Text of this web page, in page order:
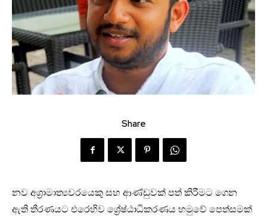
Share
නව අග‍්‍රාමාත්‍යවරයෙකු සහ ආණ්ඩුවක් පත් කිරීමට ගෙන
ඇති තීරණයට එරෙහිව ශ්‍රේෂ්ඨාධිකරණය හමුවේ පෙත්සමක්